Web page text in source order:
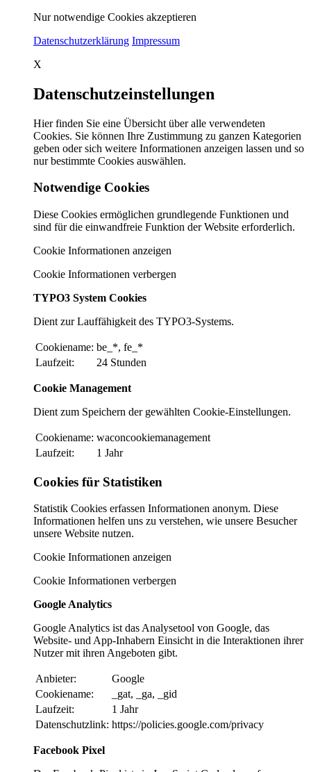
Nur notwendige Cookies akzeptieren
Datenschutzerklärung Impressum
X
Datenschutzeinstellungen
Hier finden Sie eine Übersicht über alle verwendeten
Cookies. Sie können Ihre Zustimmung zu ganzen Kategorien
geben oder sich weitere Informationen anzeigen lassen und so
nur bestimmte Cookies auswählen.
Notwendige Cookies
Diese Cookies ermöglichen grundlegende Funktionen und
sind für die einwandfreie Funktion der Website erforderlich.
Cookie Informationen anzeigen
Cookie Informationen verbergen
TYPO3 System Cookies
Dient zur Lauffähigkeit des TYPO3-Systems.
Cookiename: be_*, fe_*
Laufzeit:
24 Stunden
Cookie Management
Dient zum Speichern der gewählten Cookie-Einstellungen.
Cookiename: waconcookiemanagement
Laufzeit:
1 Jahr
Cookies für Statistiken
Statistik Cookies erfassen Informationen anonym. Diese
Informationen helfen uns zu verstehen, wie unsere Besucher
unsere Website nutzen.
Cookie Informationen anzeigen
Cookie Informationen verbergen
Google Analytics
Google Analytics ist das Analysetool von Google, das
Website- und App-Inhabern Einsicht in die Interaktionen ihrer
Nutzer mit ihren Angeboten gibt.
Anbieter:
Google
Cookiename:
_gat, _ga, _gid
Laufzeit:
1 Jahr
Datenschutzlink: https://policies.google.com/privacy
Facebook Pixel